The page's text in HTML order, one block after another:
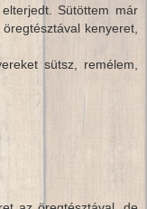
Sütöttem már
kenyeret,
sütsz, remélem,